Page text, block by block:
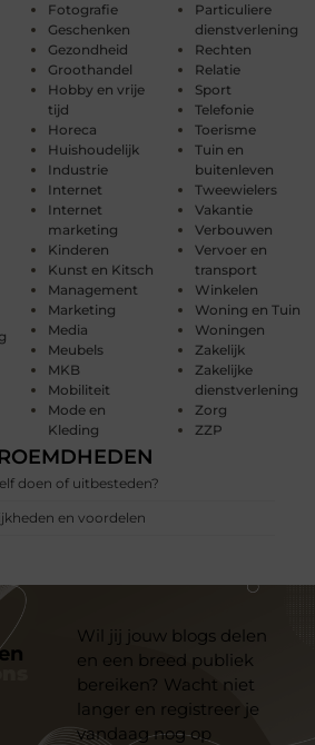
Fotografie
Geschenken
Gezondheid
Groothandel
Hobby en vrije
tijd
Horeca
Huishoudelijk
Industrie
Internet
Internet
marketing
Kinderen
Kunst en Kitsch
Management
Marketing
Media
Meubels
MKB
Mobiliteit
Mode en
Kleding
Particuliere
dienstverlening
Rechten
Relatie
Sport
Telefonie
Toerisme
Tuin en
buitenleven
Tweewielers
Vakantie
Verbouwen
Vervoer en
transport
Winkelen
Woning en Tuin
Woningen
Zakelijk
Zakelijke
dienstverlening
Zorg
ZZP
doen of uitbesteden?
en voordelen
Wil jij jouw blogs delen
en een breed publiek
bereiken? Wacht niet
langer en registreer je
vandaag nog op